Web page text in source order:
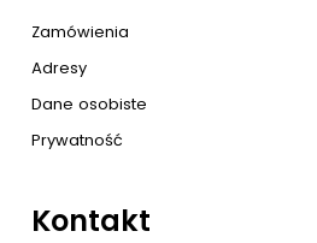
Zamówienia
Adresy
Dane osobiste
Prywatność
Kontakt